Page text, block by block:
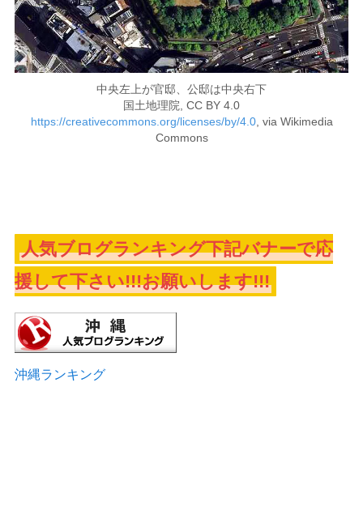
中央左上が官邸、公邸は中央右下
国土地理院, CC BY 4.0
https://creativecommons.org/licenses/by/4.0, via Wikimedia
Commons
人気ブログランキング下記バナーで応
援して下さい!!!お願いします!!!
沖縄ランキング